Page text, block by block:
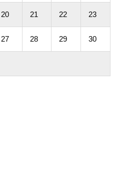
20 21 22 23
27 28 29 30